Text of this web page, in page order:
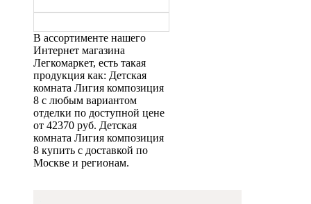
В ассортименте нашего
Интернет магазина
Легкомаркет, есть такая
продукция как: Детская
комната Лигия композиция
8 с любым вариантом
отделки по доступной цене
от 42370 руб. Детская
комната Лигия композиция
8 купить с доставкой по
Москве и регионам.